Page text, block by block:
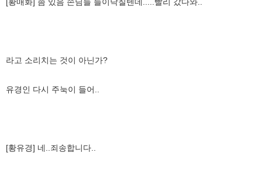
라고 소리치는 것이 아닌가?
유경인 다시 주눅이 들어..
[황유경] 네..죄송합니다..